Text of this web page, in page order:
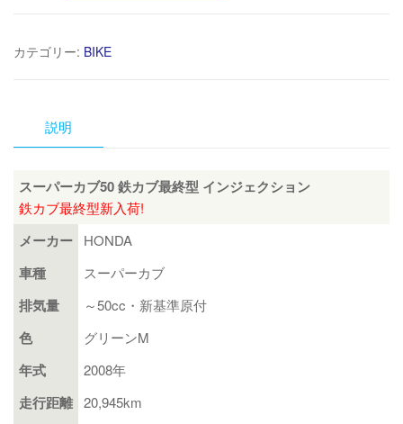
ー
ブ
最
型
イ
ジ
ェ
シ
ョ
カテゴリー: BIKE
説明
スーパーカブ50 鉄カブ最終型 インジェクション
鉄カブ最終型新入荷!
メーカー HONDA
車種 スーパーカブ
排気量 ～50cc・新基準原付
色 グリーンM
年式 2008年
走行距離 20,945km